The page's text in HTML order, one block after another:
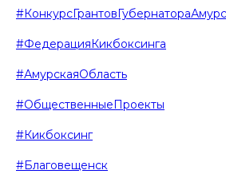
#ФедерацияКикбоксинга
#АмурскаяОбласть
#ОбщественныеПроекты
#Кикбоксинг
#Благовещенск